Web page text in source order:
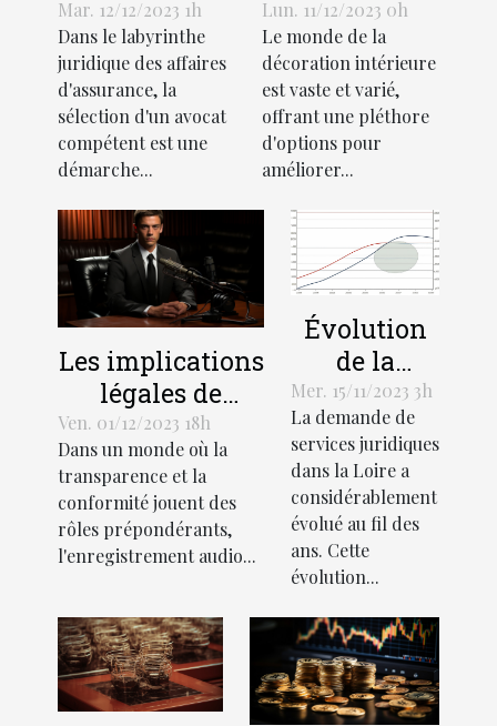
avocat pour
votre affaire
d'assurance
Mar. 12/12/2023 1h
Dans le labyrinthe
juridique des affaires
d'assurance, la
sélection d'un avocat
compétent est une
démarche...
de l'industrie
des stores
décoratifs
Lun. 11/12/2023 0h
Le monde de la
décoration intérieure
est vaste et varié,
offrant une pléthore
d'options pour
améliorer...
Les implications
légales de
l'enregistrement
audio lors de
recrutements
Ven. 01/12/2023 18h
Dans un monde où la
transparence et la
conformité jouent des
rôles prépondérants,
l'enregistrement audio...
Évolution
de la
demande
de services
juridiques
en Loire
Mer. 15/11/2023 3h
La demande de
services juridiques
dans la Loire a
considérablement
évolué au fil des
ans. Cette
évolution...